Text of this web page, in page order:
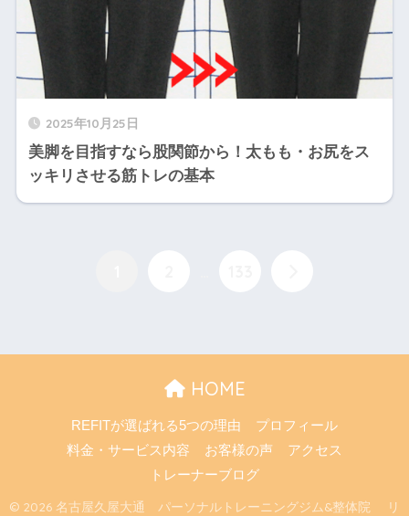
2025年10月25日
美脚を目指すなら股関節から！太もも・お尻をス
ッキリさせる筋トレの基本
HOME
REFITが選ばれる5つの理由
プロフィール
料金・サービス内容
お客様の声
アクセス
トレーナーブログ
© 2026 名古屋久屋大通 パーソナルトレーニングジム&整体院 リ